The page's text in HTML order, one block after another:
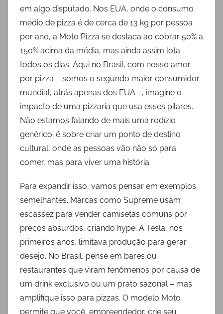
em algo disputado. Nos EUA, onde o consumo
médio de pizza é de cerca de 13 kg por pessoa
por ano, a Moto Pizza se destaca ao cobrar 50% a
150% acima da média, mas ainda assim lota
todos os dias. Aqui no Brasil, com nosso amor
por pizza – somos o segundo maior consumidor
mundial, atrás apenas dos EUA –, imagine o
impacto de uma pizzaria que usa esses pilares.
Não estamos falando de mais uma rodízio
genérico; é sobre criar um ponto de destino
cultural, onde as pessoas vão não só para
comer, mas para viver uma história.
Para expandir isso, vamos pensar em exemplos
semelhantes. Marcas como Supreme usam
escassez para vender camisetas comuns por
preços absurdos, criando hype. A Tesla, nos
primeiros anos, limitava produção para gerar
desejo. No Brasil, pense em bares ou
restaurantes que viram fenômenos por causa de
um drink exclusivo ou um prato sazonal – mas
amplifique isso para pizzas. O modelo Moto
permite que você, empreendedor, crie seu